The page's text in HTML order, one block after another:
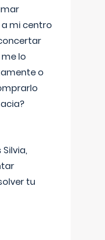
mi centro
lo
o
tu